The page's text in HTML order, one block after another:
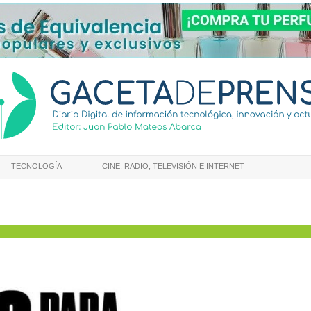
TECNOLOGÍA CINE, RADIO, TELEVISIÓN E INTERNET